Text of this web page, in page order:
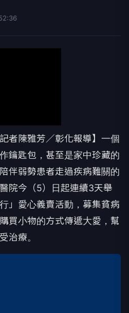
者陳雅芳／彰化報導】一個
鑰匙包，甚至是家中珍藏的
伴弱勢患者走過疾病難關的
院今（5）日起連續3天舉
」愛心義賣活動，募集貧病
買小物的方式傳遞大愛，幫
治療。